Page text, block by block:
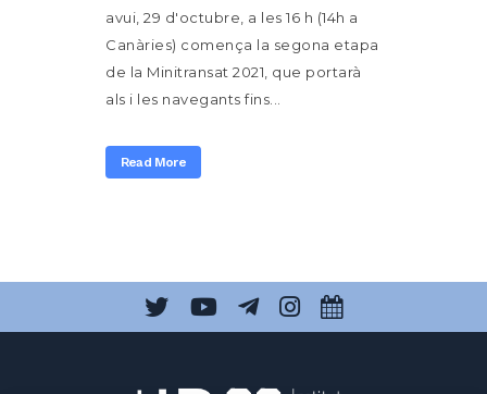
avui, 29 d'octubre, a les 16 h (14h a
Canàries) comença la segona etapa
de la Minitransat 2021, que portarà
als i les navegants fins...
Read More